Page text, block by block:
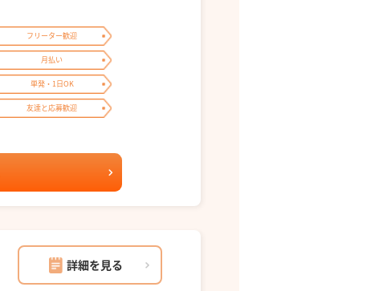
フリーター歓迎
月払い
単発・1日OK
友達と応募歓迎
詳細を見る